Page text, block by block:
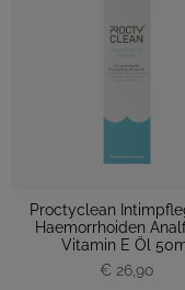
Proctyclean
Haemorrhoiden
Vitamin E Öl
€ 26,90